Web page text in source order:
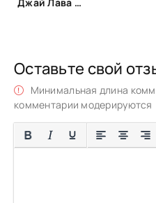
Оставьте свой
Минимальная длина
комментарии модерируются